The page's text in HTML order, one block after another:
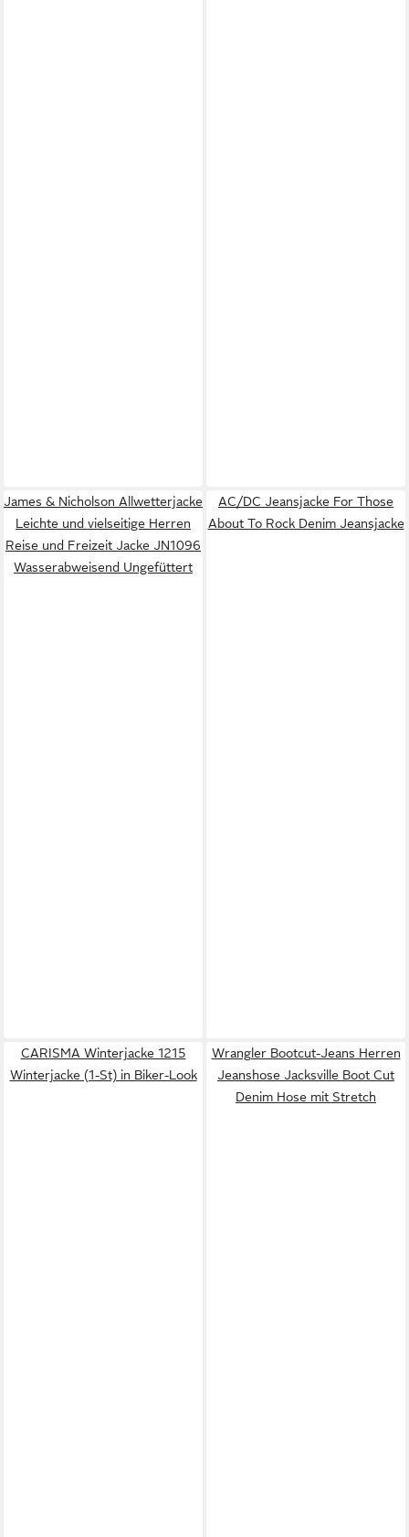
James & Nicholson Allwetterjacke
Leichte und vielseitige Herren
Reise und Freizeit Jacke JN1096
Wasserabweisend Ungefüttert
AC/DC Jeansjacke For Those
About To Rock Denim Jeansjacke
CARISMA Winterjacke 1215
Winterjacke (1-St) in Biker-Look
Wrangler Bootcut-Jeans Herren
Jeanshose Jacksville Boot Cut
Denim Hose mit Stretch